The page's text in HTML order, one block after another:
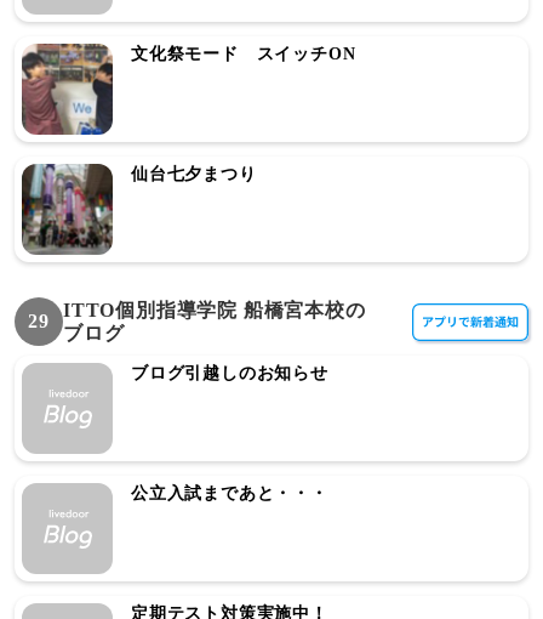
文化祭モード スイッチON
仙台七夕まつり
29
ITTO個別指導学院 船橋宮本校の
ブログ
ブログ引越しのお知らせ
公立入試まであと・・・
定期テスト対策実施中！